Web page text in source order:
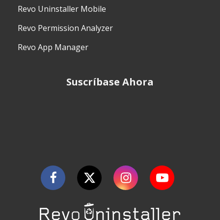
Revo Uninstaller Mobile
Revo Permission Analyzer
Revo App Manager
Suscríbase Ahora